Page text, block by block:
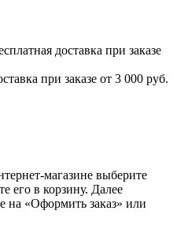
доставка при заказе
при заказе от 3 000 руб.
магазине выберите
его в корзину. Далее
на «Оформить заказ» или